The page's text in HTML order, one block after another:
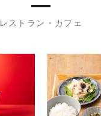
レストラン・カフェ